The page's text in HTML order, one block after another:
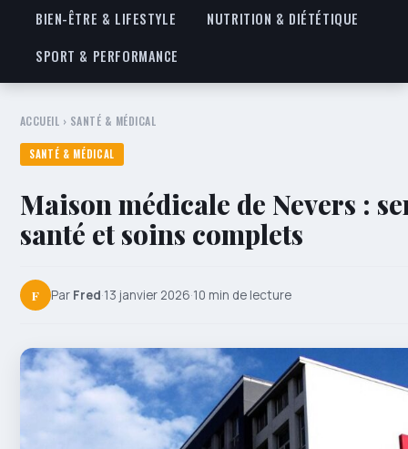
BIEN-ÊTRE & LIFESTYLE
NUTRITION & DIÉTÉTIQUE
SPORT & PERFORMANCE
ACCUEIL › SANTÉ & MÉDICAL
SANTÉ & MÉDICAL
Maison médicale de Nevers :
santé et soins complets
F Par Fred·13 janvier 2026·10 min de lecture